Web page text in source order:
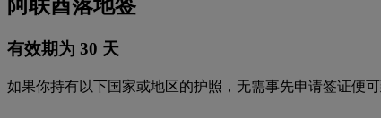
阿联酋落地签
有效期为 30 天
如果你持有以下国家或地区的护照，无需事先申请签证便